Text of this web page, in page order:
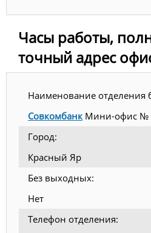
Часы работы,
точный адрес
Наименование отделения
СовкомбанкМини-офис №
Город:
Красный Яр
Без выходных:
Нет
Телефон отделения: